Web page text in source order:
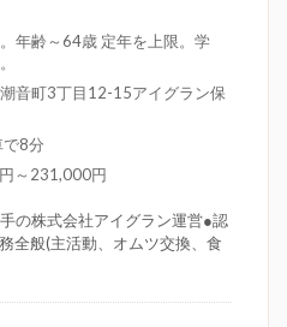
年齢～64歳 定年を上限。学
音町3丁目12-15アイグラン保
8分
～231,000円
の株式会社アイグラン運営●認
全般(主活動、オムツ交換、食